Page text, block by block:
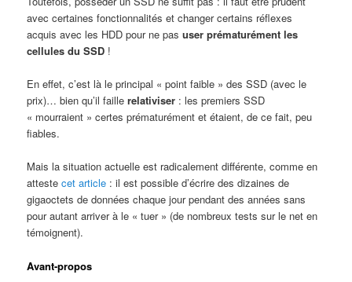
avec certaines fonctionnalités et changer certains réflexes
acquis avec les HDD pour ne pas user prématurément les
cellules du SSD !
En effet, c’est là le principal « point faible » des SSD (avec le
prix)… bien qu’il faillerelativiser : les premiers SSD
« mourraient » certes prématurément et étaient, de ce fait, peu
fiables.
Mais la situation actuelle est radicalement différente, comme en
attestecet article : il est possible d’écrire des dizaines de
gigaoctets de données chaque jour pendant des années sans
pour autant arriver à le « tuer » (de nombreux tests sur le net en
témoignent).
Avant-propos